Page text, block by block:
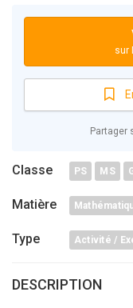
Classe PS MS
Matière
Type Activité /
sur
Partager
DESCRIPTION